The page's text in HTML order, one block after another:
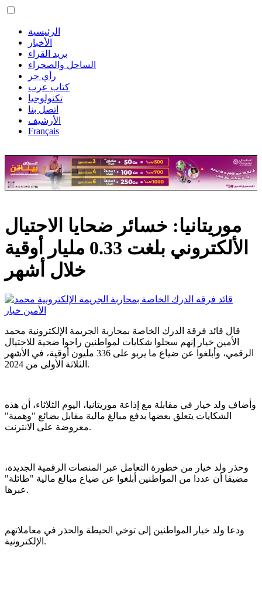
الرئيسية
الأخبار
بريد القراء
الساحل والصحراء
رأي حر
كتاب عرب
تكنولوجيا
اتصل بنا
الأرشيف
Français
موريتانيا: خسائر ضحايا الاحتيال
الألكتروني بلغت 0.33 مليار أوقية
خلال أشهر
قال قائد فرقة الدرك الخاصة بمحاربة الجريمة الإلكترونية محمد
الأمين خيار إنهم سجلوا شكايات لمواطنين راحوا ضحية للاحتيال
الرقمي، وأبلغوا عن ضياع ما يربو على 336 مليون أوقية، في الأشهر
الثلاثة الأولى من 2024.
وأضاف ولد خيار في مقابلة مع إذاعة موريتانيا، اليوم الثلاثاء، أن هذه
الشكايات يتعلق بعضها بدفع مبالغ مالية مقابل بضائع "وهمية"
معروضة على الانترنت.
وحذر ولد خيار من خطورة التعامل عبر المنصات الرقمية الجديدة،
مضيفا أن عددا من المواطنين أبلغوا عن ضياع مبالغ مالية "طائلة"
عبرها.
ودعا ولد خيار المواطنين إلى توخي الحيطة والحذر في معاملاتهم
الإلكترونية.